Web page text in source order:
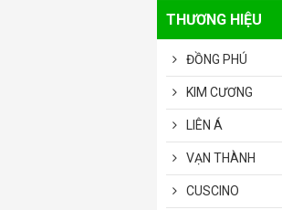
THƯƠNG HIỆU
ĐỒNG PHÚ
KIM CƯƠNG
LIÊN Á
VẠN THÀNH
CUSCINO